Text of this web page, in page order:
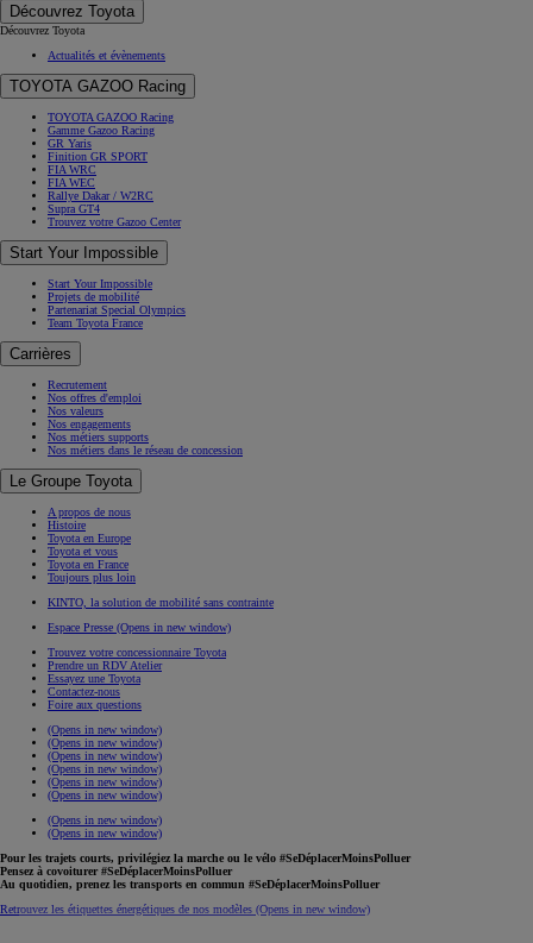
Découvrez Toyota
Découvrez Toyota
Actualités et évènements
TOYOTA GAZOO Racing
TOYOTA GAZOO Racing
Gamme Gazoo Racing
GR Yaris
Finition GR SPORT
FIA WRC
FIA WEC
Rallye Dakar / W2RC
Supra GT4
Trouvez votre Gazoo Center
Start Your Impossible
Start Your Impossible
Projets de mobilité
Partenariat Special Olympics
Team Toyota France
Carrières
Recrutement
Nos offres d'emploi
Nos valeurs
Nos engagements
Nos métiers supports
Nos métiers dans le réseau de concession
Le Groupe Toyota
A propos de nous
Histoire
Toyota en Europe
Toyota et vous
Toyota en France
Toujours plus loin
KINTO, la solution de mobilité sans contrainte
Espace Presse (Opens in new window)
Trouvez votre concessionnaire Toyota
Prendre un RDV Atelier
Essayez une Toyota
Contactez-nous
Foire aux questions
(Opens in new window)
(Opens in new window)
(Opens in new window)
(Opens in new window)
(Opens in new window)
(Opens in new window)
(Opens in new window)
(Opens in new window)
Pour les trajets courts, privilégiez la marche ou le vélo #SeDéplacerMoinsPolluer
Pensez à covoiturer #SeDéplacerMoinsPolluer
Au quotidien, prenez les transports en commun #SeDéplacerMoinsPolluer
Retrouvez les étiquettes énergétiques de nos modèles (Opens in new window)